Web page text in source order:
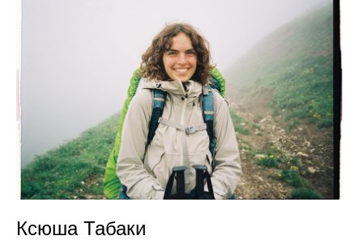
Ксюша Табаки